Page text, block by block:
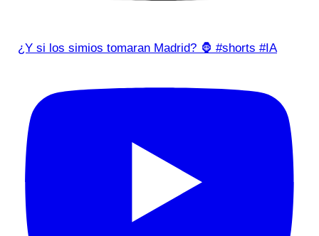
¿Y si los simios tomaran Madrid? 🦍 #shorts #IA